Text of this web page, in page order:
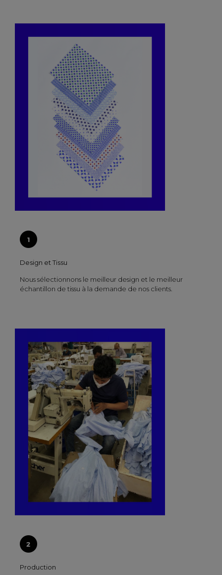
Design et Tissu
Nous sélectionnons le meilleur design et le meilleur
échantillon de tissu à la demande de nos clients.
Production